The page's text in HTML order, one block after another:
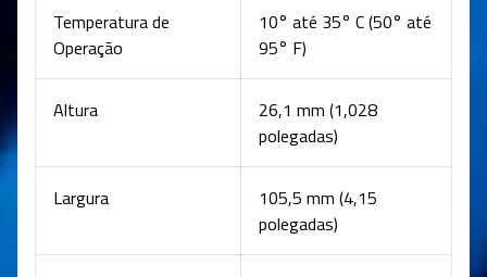
Temperatura de
Operação
10° até 35° C (50° até
95° F)
Altura
26,1 mm (1,028
polegadas)
Largura
105,5 mm (4,15
polegadas)